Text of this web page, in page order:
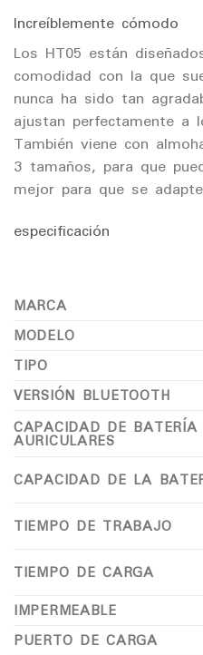
Increíblemente cómodo
Los HT05 están
comodidad con la que
nunca ha sido tan
ajustan perfectamente a
También viene con
3 tamaños, para que
mejor para que se
especificación
MARCA
MODELO
TIPO
VERSIÓN BLUETOOTH
CAPACIDAD DE BATERÍA
AURICULARES
CAPACIDAD DE LA
TIEMPO DE TRABAJO
TIEMPO DE CARGA
IMPERMEABLE
PUERTO DE CARGA